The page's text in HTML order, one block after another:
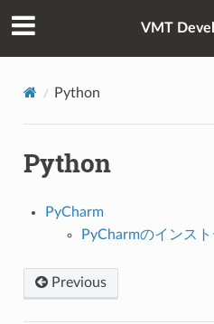
VMT
Python
Python
PyCharm
PyCharmのインス
Previous